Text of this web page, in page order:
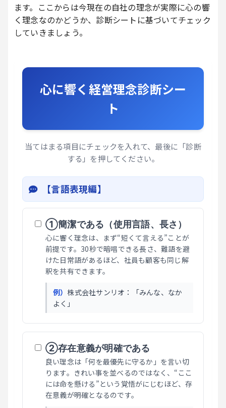
ます。ここからは今現在の自社の理念が実際に心の響
く理念なのかどうか、診断シートに基づいてチェック
していきましょう。
心に響く経営理念診断シー
ト
当てはまる項目にチェックを入れて、最後に「診断
する」を押してください。
【言語表現編】
①簡潔である（使用言語、長さ）
心に響く理念は、まず“短くて言える”ことが
前提です。30秒で暗唱できる長さ、難語を避
けた日常語があるほど、社員も顧客も同じ解
釈を共有できます。
例）株式会社サンリオ：「みんな、なか
よく」
②存在意義が明確である
良い理念は「何を最優先に守るか」を言い切
ります。きれい事を並べるのではなく、“ここ
には命を懸ける”という覚悟がにじむほど、存
在意義が明確となるのです。